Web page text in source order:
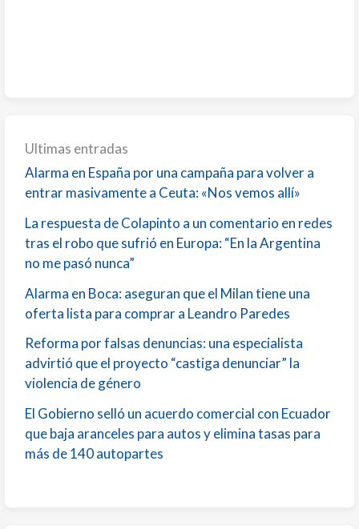
Ultimas entradas
Alarma en España por una campaña para volver a
entrar masivamente a Ceuta: «Nos vemos allí»
La respuesta de Colapinto a un comentario en redes
tras el robo que sufrió en Europa: “En la Argentina
no me pasó nunca”
Alarma en Boca: aseguran que el Milan tiene una
oferta lista para comprar a Leandro Paredes
Reforma por falsas denuncias: una especialista
advirtió que el proyecto “castiga denunciar” la
violencia de género
El Gobierno selló un acuerdo comercial con Ecuador
que baja aranceles para autos y elimina tasas para
más de 140 autopartes